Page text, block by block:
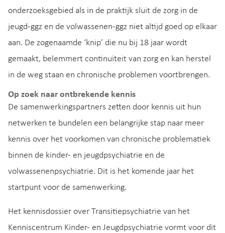
onderzoeksgebied als in de praktijk sluit de zorg in de
jeugd-ggz en de volwassenen-ggz niet altijd goed op elkaar
aan. De zogenaamde ‘knip’ die nu bij 18 jaar wordt
gemaakt, belemmert continuïteit van zorg en kan herstel
in de weg staan en chronische problemen voortbrengen.
Op zoek naar ontbrekende kennis
De samenwerkingspartners zetten door kennis uit hun
netwerken te bundelen een belangrijke stap naar meer
kennis over het voorkomen van chronische problematiek
binnen de kinder- en jeugdpsychiatrie en de
volwassenenpsychiatrie. Dit is het komende jaar het
startpunt voor de samenwerking.
Het kennisdossier over Transitiepsychiatrie van het
Kenniscentrum Kinder- en Jeugdpsychiatrie vormt voor dit